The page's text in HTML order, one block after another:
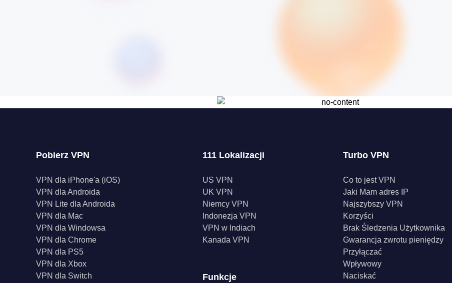
Pobierz VPN
VPN dla iPhone'a (iOS)
VPN dla Androida
VPN Lite dla Androida
VPN dla Mac
VPN dla Windowsa
VPN dla Chrome
VPN dla PS5
VPN dla Xbox
VPN dla Switch
111 Lokalizacji
US VPN
UK VPN
Niemcy VPN
Indonezja VPN
VPN w Indiach
Kanada VPN
Funkcje
Turbo VPN
Co to jest VPN
Jaki Mam adres IP
Najszybszy VPN
Korzyści
Brak Śledzenia Użytkownika
Gwarancja zwrotu pieniędzy
Przyłączać
Wpływowy
Naciskać